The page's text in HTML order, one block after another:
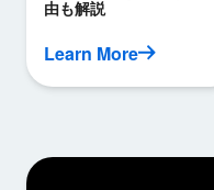
由も解説
Learn More